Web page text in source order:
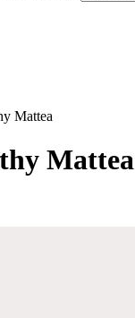
Mattea
Mattea